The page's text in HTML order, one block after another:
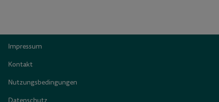
Impressum
Kontakt
Nutzungsbedingungen